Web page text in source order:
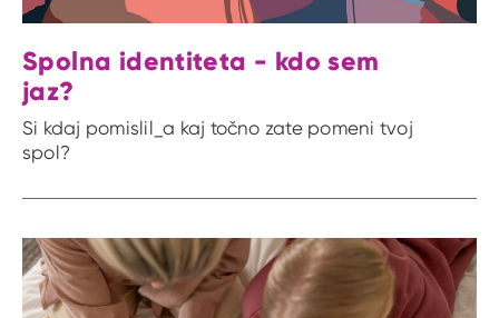
Spolna identiteta - kdo sem
jaz?
Si kdaj pomislil_a kaj točno zate pomeni tvoj
spol?